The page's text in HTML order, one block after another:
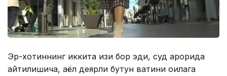
Эр-хотиннинг иккита қизи бор эди, суд қарорида
айтилишича, аёл деярли бутун вақтини оилага